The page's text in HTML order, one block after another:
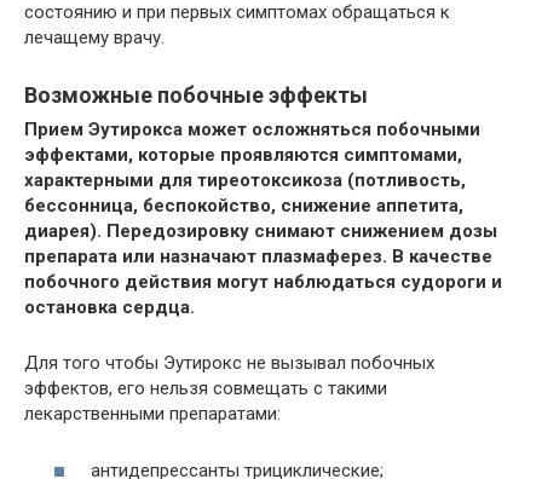
состоянию и при первых симптомах обращаться к
лечащему врачу.
Возможные побочные эффекты
Прием Эутирокса может осложняться побочными
эффектами, которые проявляются симптомами,
характерными для тиреотоксикоза (потливость,
бессонница, беспокойство, снижение аппетита,
диарея). Передозировку снимают снижением дозы
препарата или назначают плазмаферез. В качестве
побочного действия могут наблюдаться судороги и
остановка сердца.
Для того чтобы Эутирокс не вызывал побочных
эффектов, его нельзя совмещать с такими
лекарственными препаратами:
антидепрессанты трициклические;